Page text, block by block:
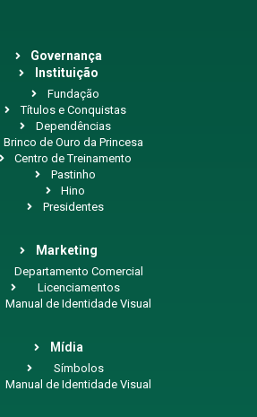
Governança
Instituição
Fundação
Títulos e Conquistas
Dependências
Brinco de Ouro da Princesa
Centro de Treinamento
Pastinho
Hino
Presidentes
Marketing
Departamento Comercial
Licenciamentos
Manual de Identidade Visual
Mídia
Símbolos
Manual de Identidade Visual